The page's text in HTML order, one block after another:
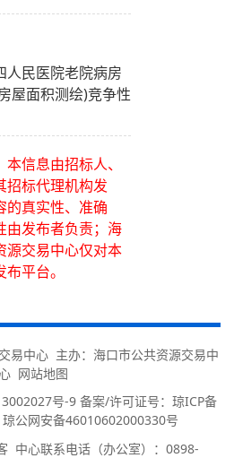
人民医院老院病房
屋面积测绘)竞争性
信息由招标人、
招标代理机构发
的真实性、准确
由发布者负责；海
源交易中心仅对本
平台。
易中心 主办：海口市公共资源交易中
网站地图
号-9 备案/许可证号：琼ICP备
琼公网安备46010602000330号
中心联系电话（办公室）：0898-